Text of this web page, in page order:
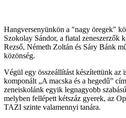
Hangversenyünkön a "nagy öregek"
Szokolay Sándor, a fiatal zeneszerzők
Rezső, Németh Zoltán és Sáry Bánk
közönség.
Végül egy összeállítást készítettünk az
komponált „A macska és a hegedű”
zeneiskolánk egyik legnagyobb
melyben fellépett kétszáz gyerek, az
TAZI szinte valamennyi tanára.